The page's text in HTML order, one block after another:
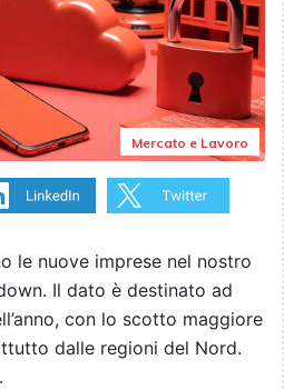
Mercato e Lavoro
le nuove imprese nel nostro
Il dato è destinato ad
con lo scotto maggiore
dalle regioni del Nord.
.